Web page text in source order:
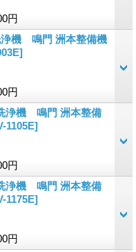
円
浄機 鳴門 洲本整備機
円
浄機 鳴門 洲本整備
1105E]
円
浄機 鳴門 洲本整備
1175E]
円